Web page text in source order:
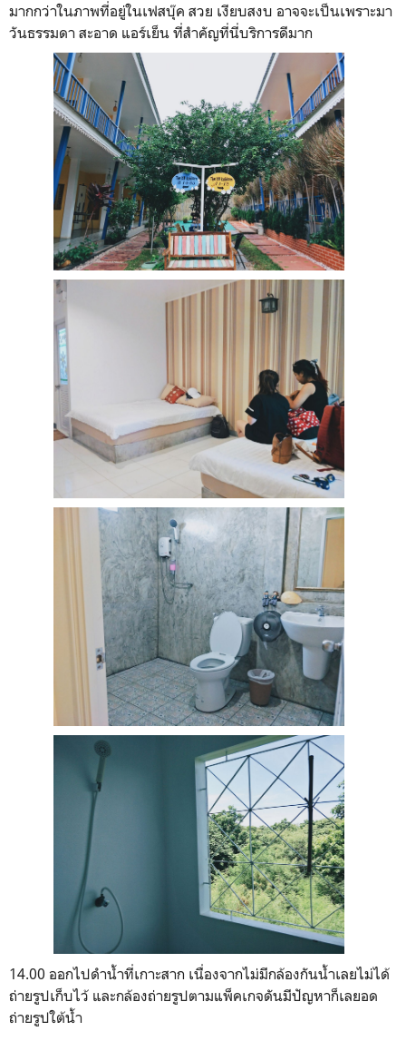
มากกว่าในภาพที่อยู่ในเฟสบุ๊ค สวย เงียบสงบ อาจจะเป็นเพราะมา
วันธรรมดา สะอาด แอร์เย็น ที่สำคัญที่นี่บริการดีมาก
14.00 ออกไปดำน้ำที่เกาะสาก เนื่องจากไม่มีกล้องกันน้ำเลยไม่ได้
ถ่ายรูปเก็บไว้ และกล้องถ่ายรูปตามแพ็คเกจดันมีปัญหาก็เลยอด
ถ่ายรูปใต้น้ำ